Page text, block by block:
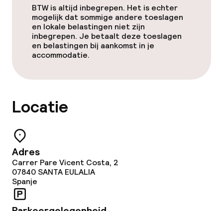
Zwemmen & wellness
Zoetwater buitenzwembad
Parasols
Spacentrum
Spa behandelingen
BTW is altijd inbegrepen. Het is echter
mogelijk dat sommige andere toeslagen
en lokale belastingen niet zijn
inbegrepen. Je betaalt deze toeslagen
en belastingen bij aankomst in je
accommodatie.
Locatie
Adres
Carrer Pare Vicent Costa, 2
07840 SANTA EULALIA
Spanje